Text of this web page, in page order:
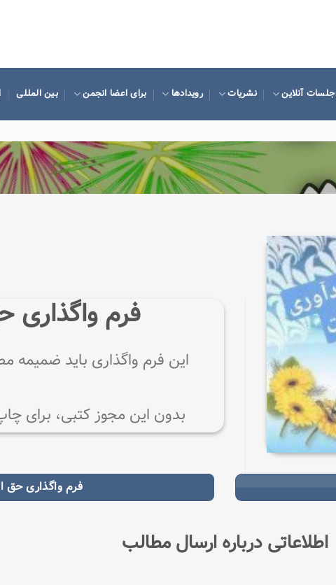
جلسات آنلاین نشریات رویدادها برای اعضا انجمن بین المللی
فرم واگذاری
این فرم واگذاری باید ضمیمه
بدون این مجوز کتبی، برای
فرم واگذاری حق
اطلاعاتی درباره ارسال مطالب